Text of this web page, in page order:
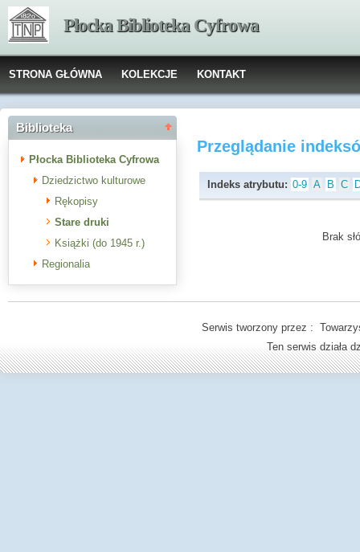
Płocka Biblioteka Cyfrowa
STRONA GŁÓWNA KOLEKCJE KONTAKT
Biblioteka
Płocka Biblioteka Cyfrowa
Dziedzictwo kulturowe
Rękopisy
Stare druki
Książki (do 1945 r.)
Regionalia
Przeglądanie
Indeks atrybutu: 0-9 A B C
Brak
Serwis tworzony przez :
Ten serwis działa